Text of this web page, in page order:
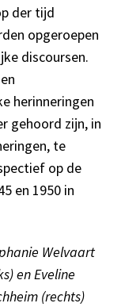
der tijd
opgeroepen
discoursen.
herinneringen
gehoord zijn, in
te
op de
en 1950 in
Welvaart
en Eveline
(rechts)